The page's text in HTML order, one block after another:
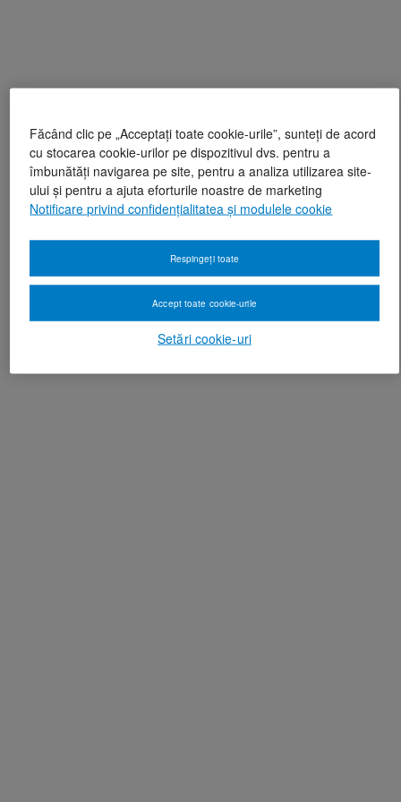
Făcând clic pe „Acceptați toate cookie-urile”, sunteți de acord
cu stocarea cookie-urilor pe dispozitivul dvs. pentru a
îmbunătăți navigarea pe site, pentru a analiza utilizarea site-
ului și pentru a ajuta eforturile noastre de marketing
Notificare privind confidențialitatea și modulele cookie
Setări cookie-uri
Respingeți toate
Accept toate cookie-urile